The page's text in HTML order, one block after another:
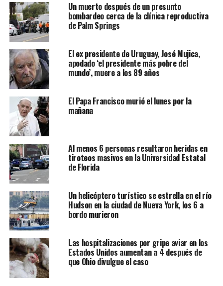
Un muerto después de un presunto
bombardeo cerca de la clínica reproductiva
de Palm Springs
El ex presidente de Uruguay, José Mujica,
apodado ‘el presidente más pobre del
mundo’, muere a los 89 años
El Papa Francisco murió el lunes por la
mañana
Al menos 6 personas resultaron heridas en
tiroteos masivos en la Universidad Estatal
de Florida
Un helicóptero turístico se estrella en el río
Hudson en la ciudad de Nueva York, los 6 a
bordo murieron
Las hospitalizaciones por gripe aviar en los
Estados Unidos aumentan a 4 después de
que Ohio divulgue el caso